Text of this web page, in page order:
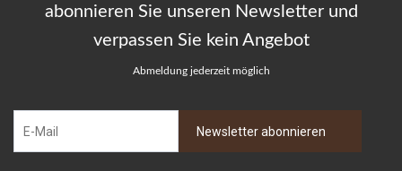
abonnieren Sie unseren Newsletter und
verpassen Sie kein Angebot
Abmeldung jederzeit möglich